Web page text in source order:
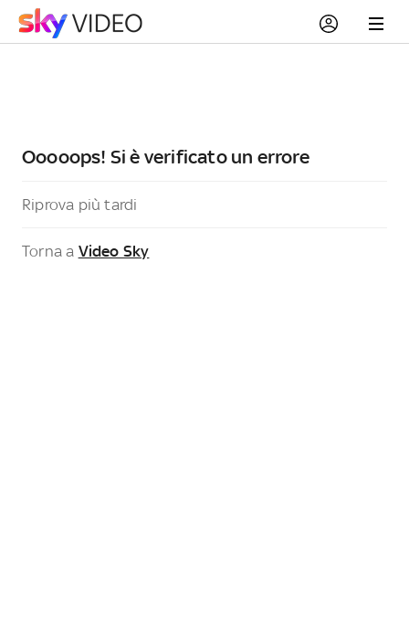
Ooooops! Si è verificato un errore
Riprova più tardi
Torna a Video Sky